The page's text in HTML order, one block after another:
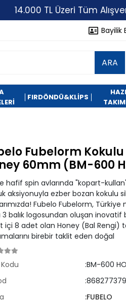
TL Üzeri Tüm
Bayilik
ARA
FIRDÖNDÜ&KLİPS
Fubelorm
60mm (BM-600
hafif spin avlarında "kopart-
aksiyonuyla ezber bozan kokulu
Fubelo Fubelorm,
3 balık logosundan oluşan
içi 8 adet olan Honey (Bal Rengi)
birebir taklit eden doğal
:BM-600 HO
:FUBELO